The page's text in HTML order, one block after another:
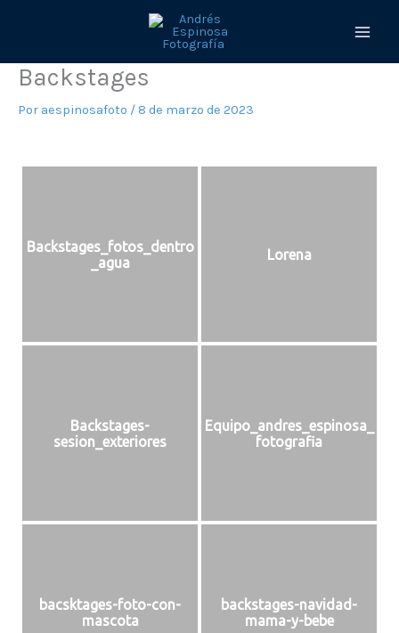
Backstages
Por aespinosafoto /8 de marzo de 2023
Backstages_fotos_dentro
_agua
Lorena
Backstages-
sesion_exteriores
Equipo_andres_espinosa_
fotografia
bacsktages-foto-con-
mascota
backstages-navidad-
mama-y-bebe